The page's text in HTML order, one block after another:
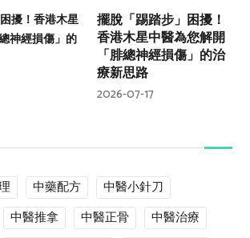
擺脫「踢踏步」困擾！
香港木星中醫為您解開
「腓總神經損傷」的治
療新思路
2026-07-17
中藥配方
中醫小針刀
中醫推拿 中醫正骨
中醫治療